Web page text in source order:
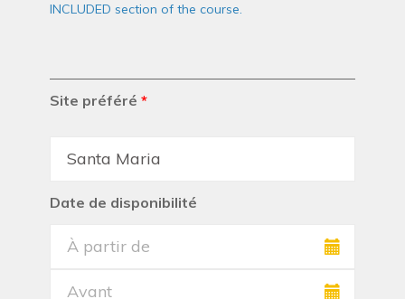
INCLUDED section of the course.
Site préféré *
Date de disponibilité